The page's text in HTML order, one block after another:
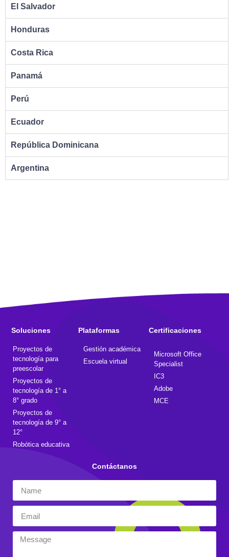
El Salvador
Honduras
Costa Rica
Panamá
Perú
Ecuador
República Dominicana
Argentina
Soluciones
Proyectos de
tecnología para
preescolar
Proyectos de
tecnología de 1° a
8° grado
Proyectos de
tecnología de 9° a
12°
Robótica educativa
Plataformas
Gestión académica
Escuela virtual
Certificaciones
Microsoft Office
Specialist
IC3
Adobe
MCE
Contáctanos